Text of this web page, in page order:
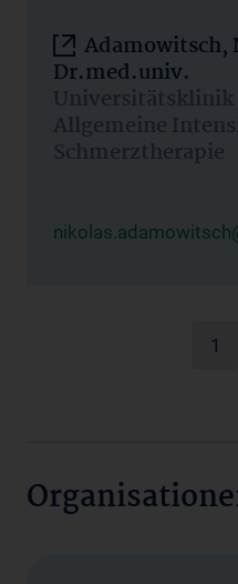
Adamowitsch,
Dr.med.univ.
Universitätsklinik
Allgemeine
Schmerztherapie
1